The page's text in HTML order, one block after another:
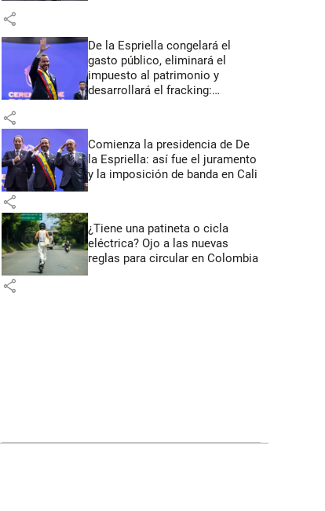
share
De la Espriella congelará el
gasto público, eliminará el
impuesto al patrimonio y
desarrollará el fracking:
share
Comienza la presidencia de De
la Espriella: así fue el juramento
y la imposición de banda en Cali
share
¿Tiene una patineta o cicla
eléctrica? Ojo a las nuevas
reglas para circular en Colombia
share